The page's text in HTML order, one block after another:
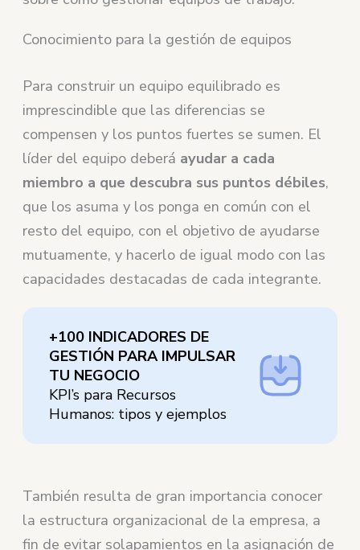
Conocimiento para la gestión de equipos
Para construir un equipo equilibrado es
imprescindible que las diferencias se
compensen y los puntos fuertes se sumen. El
líder del equipo deberá ayudar a cada
miembro a que descubra sus puntos débiles,
que los asuma y los ponga en común con el
resto del equipo, con el objetivo de ayudarse
mutuamente, y hacerlo de igual modo con las
capacidades destacadas de cada integrante.
+100 INDICADORES DE
GESTIÓN PARA IMPULSAR
TU NEGOCIO
KPI’s para Recursos
Humanos: tipos y ejemplos
También resulta de gran importancia conocer
la estructura organizacional de la empresa, a
fin de evitar solapamientos en la asignación de